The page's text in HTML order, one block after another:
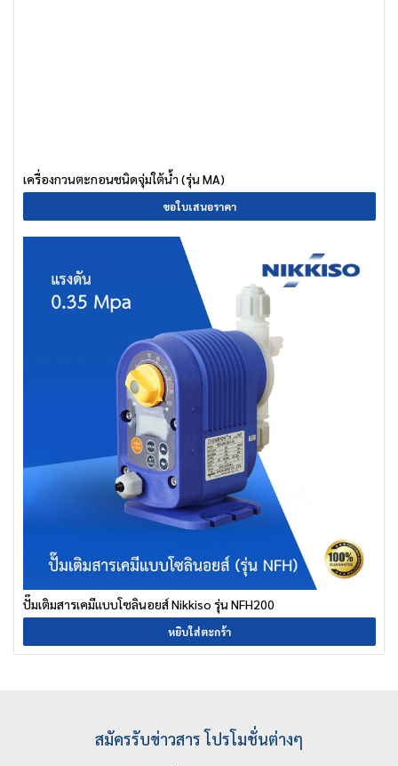
เครื่องกวนตะกอนชนิดจุ่มใต้น้ำ (รุ่น MA)
ขอใบเสนอราคา
ปั๊มเติมสารเคมีแบบโซลินอยส์ Nikkiso รุ่น NFH200
หยิบใส่ตะกร้า
สมัครรับข่าวสาร โปรโมชั่นต่างๆ